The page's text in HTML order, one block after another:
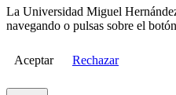
La Universidad Miguel
navegando o pulsas sobre el
Aceptar Rechazar